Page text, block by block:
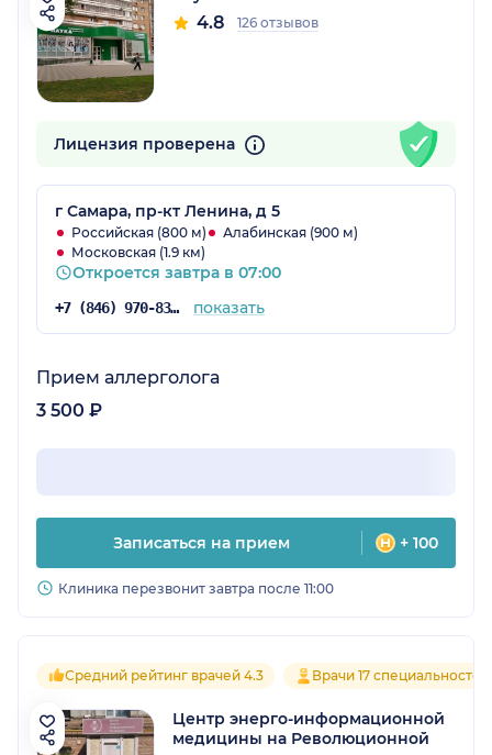
4.8 126 отзывов
Лицензия проверена
г Самара, пр-кт Ленина, д 5
Российская (800 м)
Алабинская (900 м)
Московская (1.9 км)
Откроется завтра в 07:00
+7 (846) 970-83-08 показать
Прием аллерголога
3 500 ₽
Записаться на прием + 100
Клиника перезвонит завтра после 11:00
Средний рейтинг врачей 4.3 Врачи 17 специальностей
Центр энерго-информационной
медицины на Революционной